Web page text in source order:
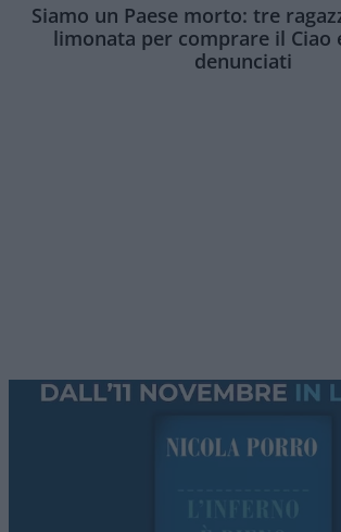
Siamo un Paese morto: tre
limonata per comprare il Ciao
denunciati